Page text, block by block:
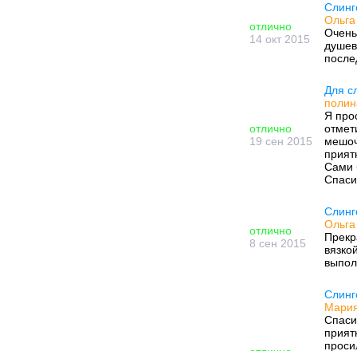
отлично
14 окт 2015
отлично
19 сен 2015
Для
Я
Сами
отлично
8 сен 2015